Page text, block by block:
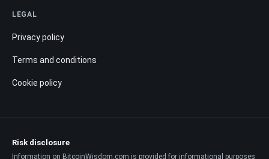
LEGAL
Privacy policy
Terms and conditions
Cookie policy
Risk disclosure
Information on BitcoinWisdom.com is provided for informational purposes